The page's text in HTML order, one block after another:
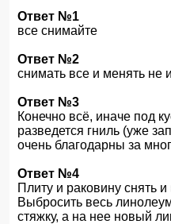
Ответ №1
все снимайте
Ответ №2
снимать все и менять не
Ответ №3
Конечно всё, иначе под
разведется гниль (уже
очень благодарны за
Ответ №4
Плиту и раковину снять
Выбросить весь
стяжку, а на нее новый